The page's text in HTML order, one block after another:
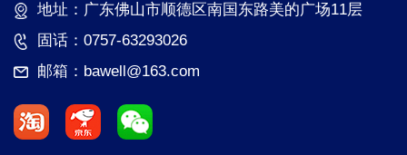
地址：广东佛山市顺德区南国东路美的广场11层
固话：0757-63293026
邮箱：bawell@163.com